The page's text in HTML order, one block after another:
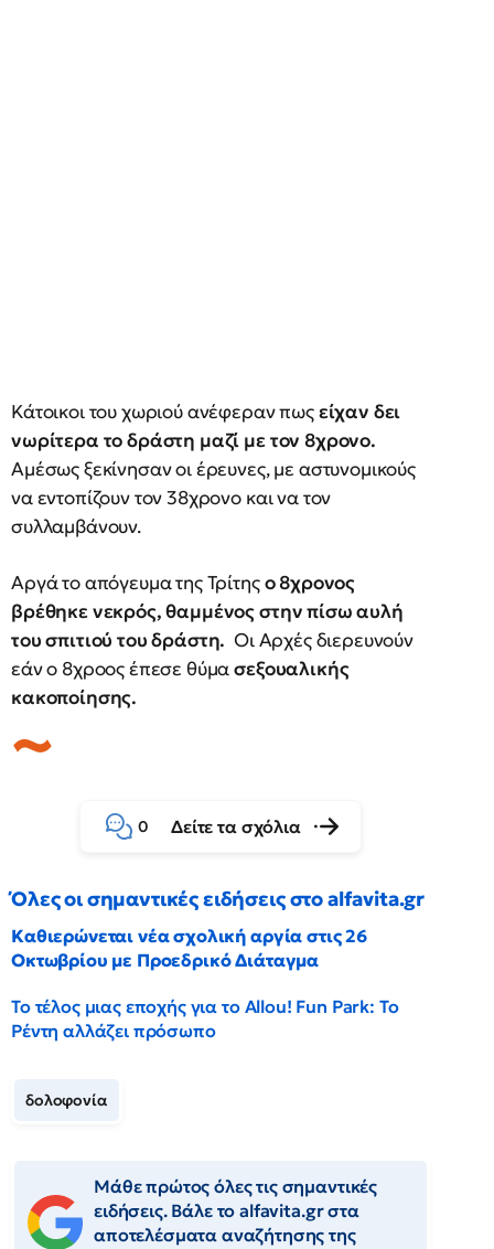
Κάτοικοι του χωριού ανέφεραν πωςείχαν δει
νωρίτερα το δράστη μαζί με τον 8χρονο.
Αμέσως ξεκίνησαν οι έρευνες, με αστυνομικούς
να εντοπίζουν τον 38χρονο και να τον
συλλαμβάνουν.
Αργά το απόγευμα της Τρίτηςο 8χρονος
βρέθηκε νεκρός, θαμμένος στην πίσω αυλή
του σπιτιού του δράστη. Οι Αρχές διερευνούν
εάν ο 8χροος έπεσε θύμασεξουαλικής
κακοποίησης.
0 Δείτε τα σχόλια
Όλες οι σημαντικές ειδήσεις στο alfavita.gr
Καθιερώνεται νέα σχολική αργία στις 26
Οκτωβρίου με Προεδρικό Διάταγμα
Το τέλος μιας εποχής για το Allou! Fun Park: Το
Ρέντη αλλάζει πρόσωπο
δολοφονία
Μάθε πρώτος όλες τις σημαντικές
ειδήσεις. Βάλε το alfavita.gr στα
αποτελέσματα αναζήτησης της